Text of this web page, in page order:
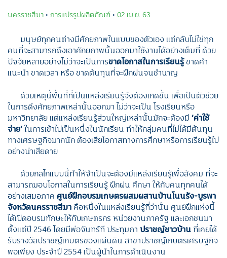
นครราชสีมา• การแปรรูปผลิตภัณฑ์• 02 เม.ย. 63
มนุษย์ทุกคนต่างมีศักยภาพในแบบของตัวเอง แต่กลับไม่ใช่ทุก
คนที่จะสามารถดึงเอาศักยภาพนั้นออกมาใช้งานได้อย่างเต็มที่ ด้วย
ปัจจัยหลายอย่างไม่ว่าจะเป็นการขาดโอกาสในการเรียนรู้ขาดคำ
แนะนำ ขาดเวลา หรือ ขาดต้นทุนที่จะฝึกฝนจนชำนาญ
ด้วยเหตุนี้พื้นที่ที่เป็นแหล่งเรียนรู้จึงต้องเกิดขึ้น เพื่อเป็นตัวช่วย
ในการดึงศักยภาพเหล่านั้นออกมา ไม่ว่าจะเป็น โรงเรียนหรือ
มหาวิทยาลัย แต่แหล่งเรียนรู้ส่วนใหญ่เหล่านั้นมักจะต้องมี ‘ค่าใช้
จ่าย’ในการเข้าไปเป็นหนึ่งในนักเรียน ทำให้กลุ่มคนที่ไม่ได้มีต้นทุน
ทางเศรษฐกิจมากนัก ต้องเสียโอกาสทางการศึกษาหรือการเรียนรู้ไป
อย่างน่าเสียดาย
ด้วยกลไกแบบนี้ทำให้จำเป็นจะต้องมีแหล่งเรียนรู้เพื่อสังคม ที่จะ
สามารถมอบโอกาสในการเรียนรู้ ฝึกฝน ศึกษา ให้กับคนทุกคนได้
อย่างเสมอภาค ศูนย์ฝึกอบรมเกษตรผสมผสานบ้านโนนรัง-บูรพา
จังหวัดนครราชสีมา คือหนึ่งในแหล่งเรียนรู้ที่ว่านั้น ศูนย์ฝึกแห่งนี้
ได้เปิดอบรมทักษะให้กับเกษตรกร หน่วยงานภาครัฐ และเอกชนมา
ตั้งแต่ปี 2546 โดยมีพ่อจันทร์ที ประทุมภา ปราชญ์ชาวบ้าน ที่เคยได้
รับรางวัลปราชญ์เกษตรของแผ่นดิน สาขาปราชญ์เกษตรเศรษฐกิจ
พอเพียง ประจำปี 2554 เป็นผู้นำในการดำเนินงาน